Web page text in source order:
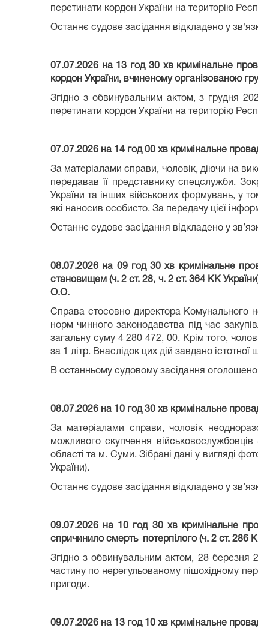
перетинати кордон України на територію
Останнє судове засідання відкладено у
07.07.2026 на 13 год 30 хв кримінальне
кордон України, вчиненому організованою
Згідно з обвинувальним актом, з грудня
перетинати кордон України на територію
07.07.2026 на 14 год 00 хв кримінальне
За матеріалами справи, чоловік, діючи на
передавав її представнику спецслужби.
України та інших військових формувань, у
які наносив особисто. За передачу цієї
Останнє судове засідання відкладено у
08.07.2026 на 09 год 30 хв кримінальне
становищем (ч. 2 ст. 28, ч. 2 ст. 364 КК
О.О.
Справа стосовно директора Комунального
норм чинного законодавства під час
загальну суму 4 280 472, 00. Крім того,
за 1 літр. Внаслідок цих дій завдано
В останньому судовому засідання
08.07.2026 на 10 год 30 хв кримінальне
За матеріалами справи, чоловік
можливого скупчення
області та м. Суми. Зібрані дані у вигляді
України).
Останнє судове засідання відкладено у
09.07.2026 на 10 год 30 хв кримінальне
спричинило смерть потерпілого (ч. 2 ст. 286
Згідно з обвинувальним актом, 28 березня
частину по нерегульованому пішохідному
пригоди.
09.07.2026 на 13 год 10 хв кримінальне